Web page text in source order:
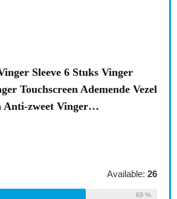
Sleeve 6 Stuks Vinger
Touchscreen Ademende Vezel
Anti-zweet Vinger…
Available: 26
69 %